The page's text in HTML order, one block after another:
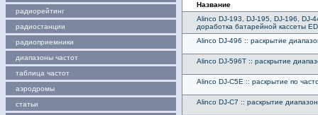
радиорейтинг
радиостанции
радиоприемники
диапазоны частот
таблица частот
аэродромы
статьи
Название
Alinco DJ-193, DJ-195, DJ-196, DJ-
доработка батарейной кассеты
Alinco DJ-496 :: раскрытие
Alinco DJ-596T :: раскрытие
Alinco DJ-C5E :: раскрытие по
Alinco DJ-C7 :: раскрытие